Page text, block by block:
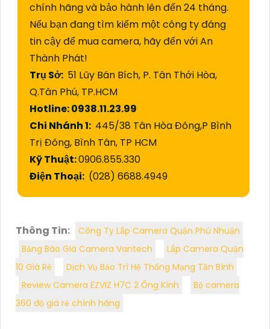
chính hãng và bảo hành lên đến 24 tháng.
Nếu bạn đang tìm kiếm một công ty đáng
tin cậy để mua camera, hãy đến với An
Thành Phát!
Trụ Sở: 51 Lũy Bán Bích, P. Tân Thới Hòa,
Q.Tân Phú, TP.HCM
Hotline: 0938.11.23.99
Chi Nhánh 1: 445/38 Tân Hòa Đông,P Bình
Trị Đông, Bình Tân, TP HCM
Kỹ Thuật:0906.855.330
Điện Thoại: (028) 6688.4949
Thông Tin:
Công Ty Lắp Camera Quận Phú Nhuận
Bảng Báo Giá Camera Vantech
Lắp Camera Quận
10 Giá Rẻ
Dịch Vụ Bảo Trì Hệ Thống Mạng Tần Bình
Review Camera EZVIZ H7C 2 Ống Kính
Bộ camera
360 độ giá rẻ chính hãng